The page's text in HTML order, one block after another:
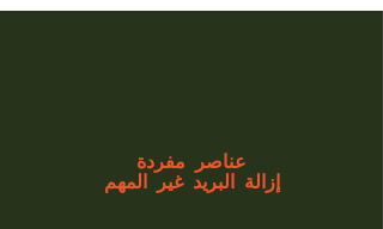
عناصر مفردة
إزالة البريد غير المهم